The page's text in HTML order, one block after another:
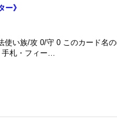
ー》
い族/攻 0/守 0 このカード名の
手札・フィー…